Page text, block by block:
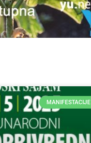
MANIFESTACIJE